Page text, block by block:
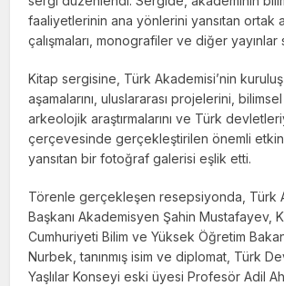
faaliyetlerinin ana yönlerini yansıtan ortak
çalışmaları, monografiler ve diğer yayınlar
Kitap sergisine, Türk Akademisi’nin
aşamalarını, uluslararası projelerini,
arkeolojik araştırmalarını ve Türk
çerçevesinde gerçekleştirilen önemli
yansıtan bir fotoğraf galerisi eşlik etti.
Törenle gerçekleşen resepsiyonda, Türk
Başkanı Akademisyen Şahin Mustafayev,
Cumhuriyeti Bilim ve Yüksek Öğretim
Nurbek, tanınmış isim ve diplomat, Türk
Yaşlılar Konseyi eski üyesi Profesör Adil